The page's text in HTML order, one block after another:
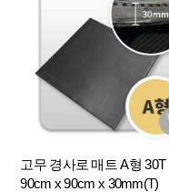
고무 경사로 매트 A형 30T
90cm x 90cm x 30mm(T)